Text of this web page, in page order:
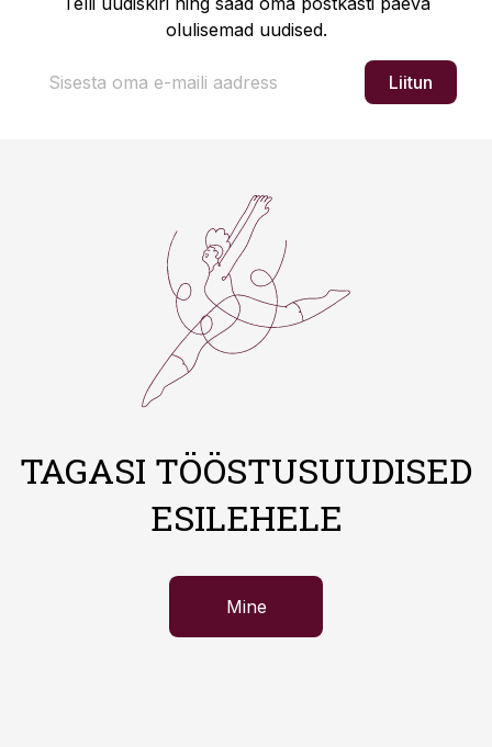
olulisemad uudised.
Liitun
TAGASI TÖÖSTUSUUDISED
ESILEHELE
Mine